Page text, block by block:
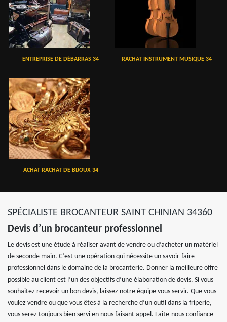
ENTREPRISE DE DÉBARRAS 34 RACHAT INSTRUMENT MUSIQUE 34
ACHAT RACHAT DE BIJOUX 34
SPÉCIALISTE BROCANTEUR SAINT CHINIAN 34360
Devis d’un brocanteur professionnel
Le devis est une étude à réaliser avant de vendre ou d’acheter un matériel
de seconde main. C’est une opération qui nécessite un savoir-faire
professionnel dans le domaine de la brocanterie. Donner la meilleure offre
possible au client est l’un des objectifs d’une élaboration de devis. Si vous
souhaitez recevoir un bon devis, laissez notre équipe vous servir. Que vous
voulez vendre ou que vous êtes à la recherche d’un outil dans la friperie,
vous serez toujours bien servi en nous faisant appel. Faite-nous confiance